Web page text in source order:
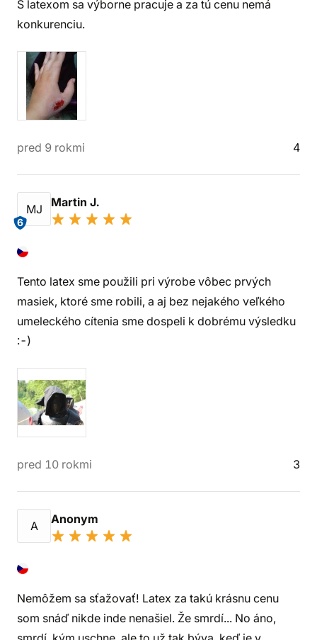
S latexom sa výborne pracuje a za tú cenu nemá
konkurenciu.
pred 9 rokmi 4
MJ
6
Martin J.
Tento latex sme použili pri výrobe vôbec prvých
masiek, ktoré sme robili, a aj bez nejakého veľkého
umeleckého cítenia sme dospeli k dobrému výsledku
:-)
pred 10 rokmi 3
A Anonym
Nemôžem sa sťažovať! Latex za takú krásnu cenu
som snáď nikde inde nenašiel. Že smrdí... No áno,